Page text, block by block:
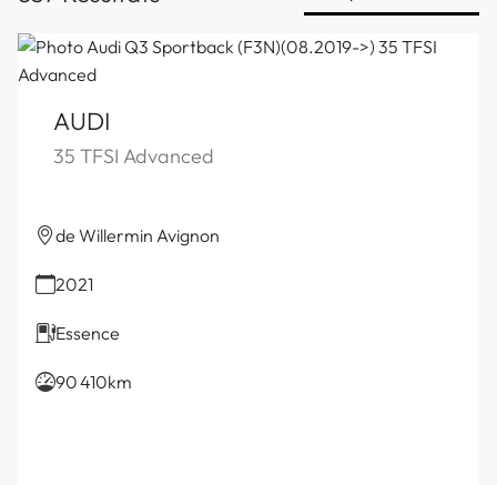
AUDI
35 TFSI Advanced
de Willermin Avignon
2021
Essence
90 410km